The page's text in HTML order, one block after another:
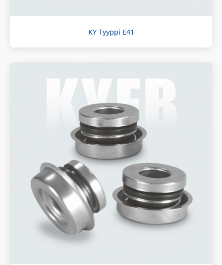
KY Tyyppi E41